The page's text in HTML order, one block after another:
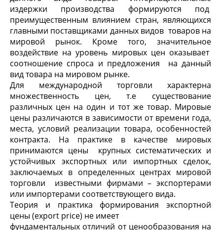
издержки производства формируются под
преимущественным влиянием стран, являющихся
главными поставщиками данных видов товаров на
мировой рынок. Кроме того, значительное
воздействие на уровень мировых цен оказывает
соотношение спроса и предложения на данный
вид товара на мировом рынке.
Для международной торговли характерна
множественность цен, т.е существование
различных цен на один и тот же товар. Мировые
цены различаются в зависимости от времени года,
места, условий реализации товара, особенностей
контракта. На практике в качестве мировых
принимаются цены крупных систематических и
устойчивых экспортных или импортных сделок,
заключаемых в определенных центрах мировой
торговли известными фирмами – экспортерами
или импортерами соответствующего вида.
Теория и практика формирования экспортной
цены (export price) не имеет
фундаментальных отличий от ценообразования на